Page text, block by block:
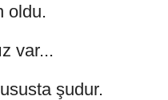
oldu.
var...
şudur.